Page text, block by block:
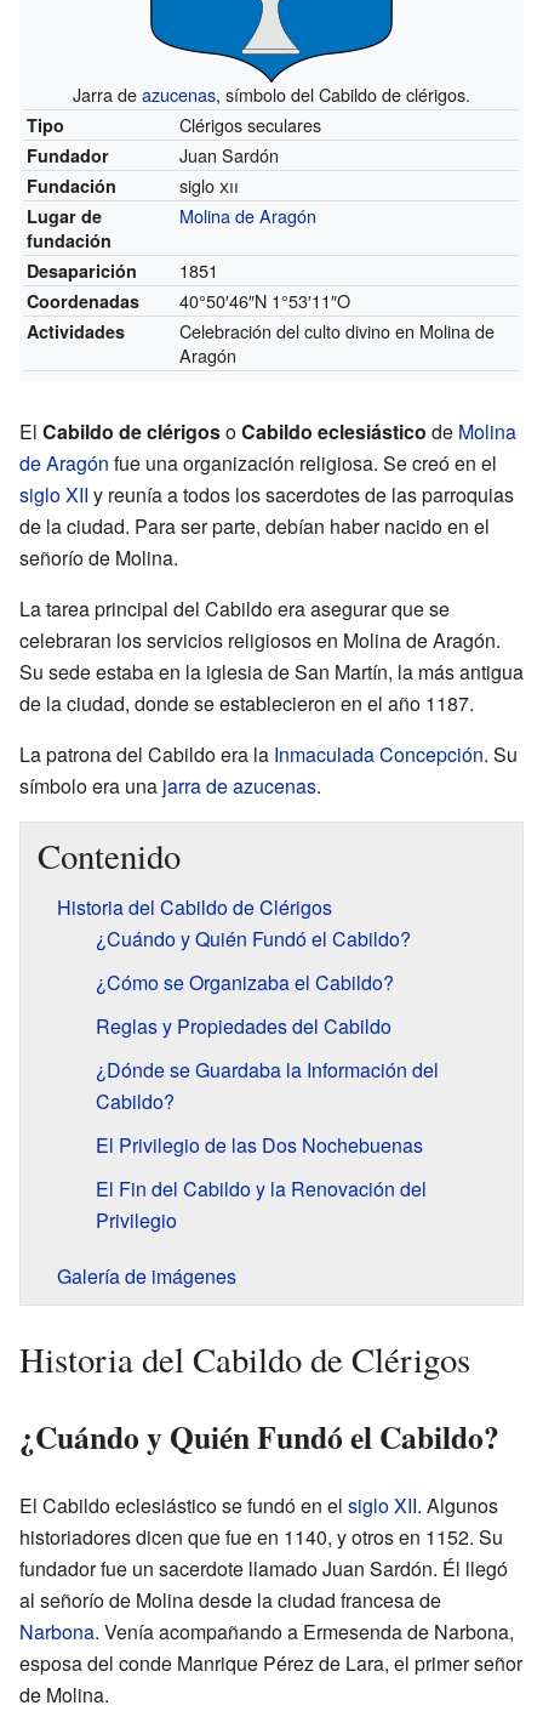
Jarra deazucenas, símbolo del Cabildo de clérigos.
Tipo Clérigos seculares
Fundador Juan Sardón
Fundación sigloxii
Lugar de
fundación
Molina de Aragón
Desaparición 1851
Coordenadas 40°50′46″N 1°53′11″O
Actividades
Celebración del culto divino en Molina de
Aragón
El Cabildo de clérigosoCabildo eclesiástico de Molina
de Aragón fue una organización religiosa. Se creó en el
siglo XII y reunía a todos los sacerdotes de las parroquias
de la ciudad. Para ser parte, debían haber nacido en el
señorío de Molina.
La tarea principal del Cabildo era asegurar que se
celebraran los servicios religiosos en Molina de Aragón.
Su sede estaba en la iglesia de San Martín, la más antigua
de la ciudad, donde se establecieron en el año 1187.
La patrona del Cabildo era la Inmaculada Concepción. Su
símbolo era una jarra de azucenas.
Contenido
Historia del Cabildo de Clérigos
¿Cuándo y Quién Fundó el Cabildo?
¿Cómo se Organizaba el Cabildo?
Reglas y Propiedades del Cabildo
¿Dónde se Guardaba la Información del
Cabildo?
El Privilegio de las Dos Nochebuenas
El Fin del Cabildo y la Renovación del
Privilegio
Galería de imágenes
Historia del Cabildo de Clérigos
¿Cuándo y Quién Fundó el Cabildo?
El Cabildo eclesiástico se fundó en el siglo XII. Algunos
historiadores dicen que fue en 1140, y otros en 1152. Su
fundador fue un sacerdote llamado Juan Sardón. Él llegó
al señorío de Molina desde la ciudad francesa de
Narbona. Venía acompañando a Ermesenda de Narbona,
esposa del conde Manrique Pérez de Lara, el primer señor
de Molina.